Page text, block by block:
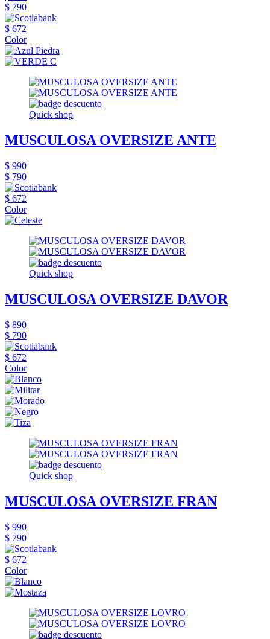
$ 790
$ 672
Color
Quick shop
MUSCULOSA OVERSIZE ANTE
$ 990
$ 790
$ 672
Color
Quick shop
MUSCULOSA OVERSIZE DAVOR
$ 890
$ 790
$ 672
Color
Quick shop
MUSCULOSA OVERSIZE FRAN
$ 990
$ 790
$ 672
Color